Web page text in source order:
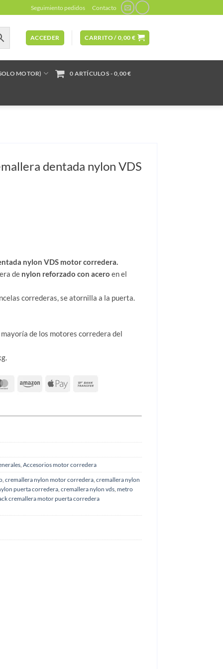
Seguimiento pedidos Contacto
ACCEDER CARRITO / 0,00 €
MOTOR) 0 ARTÍCULOS 0,00 €
dentada nylon VDS
nylon VDS motor corredera.
de nylon reforzado con acero en el
correderas, se atornilla a la puerta.
de los motores corredera del
, Accesorios motor corredera
, cremallera nylon motor corredera, cremallera nylon
puerta corredera, cremallera nylon vds, metro
cremallera motor puerta corredera